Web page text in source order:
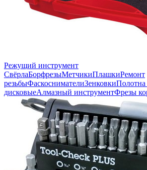
Режущий инструмент
СвёрлаБорфрезыМетчикиПлашкиРемонт
резьбыФаскоснимателиЗенковки
дисковыеАлмазный инструментФрезы